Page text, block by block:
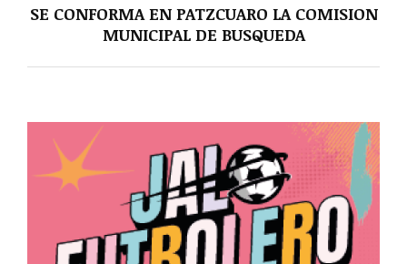
SE CONFORMA EN PATZCUARO LA COMISION
MUNICIPAL DE BUSQUEDA